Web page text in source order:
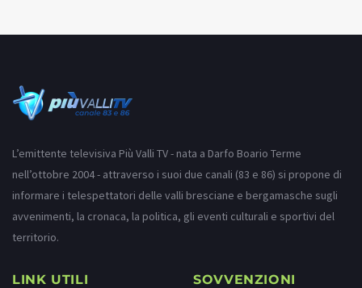
L’emittente televisiva Più Valli TV - nata a Darfo Boario Terme
nell’ottobre 2004 - attraverso i suoi due canali (83 e 86) si propone di
informare i telespettatori delle valli bresciane e bergamasche sugli
avvenimenti, la cronaca, la politica, gli eventi culturali e sportivi del
territorio.
LINK UTILI SOVVENZIONI